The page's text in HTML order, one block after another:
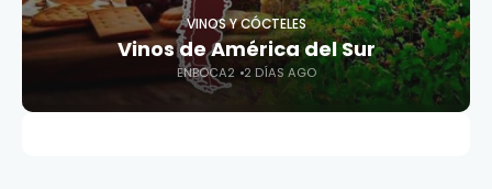
VINOS Y CÓCTELES
Vinos de América del Sur
ENBOCA2 2 DÍAS AGO